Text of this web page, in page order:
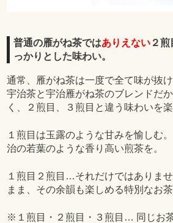
普通の雁がね茶ではありえない ２
っかりとした味わい。
通常、雁がね茶は一度で全て味が抜
宇治茶と宇治雁がね茶のブレンドだ
く、２煎目、３煎目と違う味わいを楽
１煎目は玉露のような甘みを愉しむ
治の若葉のような香り高い煎茶を。
１煎目２煎目…それだけではありま
まま、その余韻も楽しめる特別なお茶
※１煎目・２煎目・３煎目… 同じお